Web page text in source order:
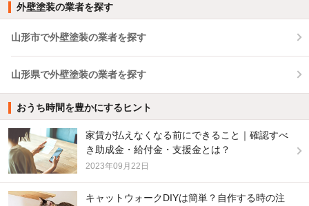
外壁塗装の業者を探す
山形市で外壁塗装の業者を探す
山形県で外壁塗装の業者を探す
おうち時間を豊かにするヒント
家賃が払えなくなる前にできること｜確認すべ
き助成金・給付金・支援金とは？
2023年09月22日
キャットウォークDIYは簡単？自作する時の注